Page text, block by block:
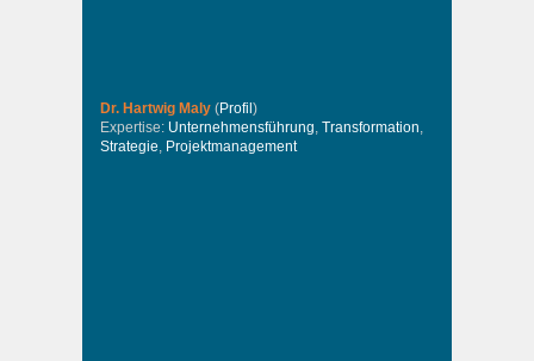
Dr. Hartwig Maly (Profil )
Expertise: Unternehmensführung, Transformation,
Strategie, Projektmanagement